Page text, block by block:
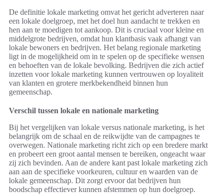
De definitie lokale marketing omvat het gericht adverteren naar
een lokale doelgroep, met het doel hun aandacht te trekken en
hen aan te moedigen tot aankoop. Dit is cruciaal voor kleine en
middelgrote bedrijven, omdat hun klantbasis vaak afhangt van
lokale bewoners en bedrijven. Het belang regionale marketing
ligt in de mogelijkheid om in te spelen op de specifieke wensen
en behoeften van de lokale bevolking. Bedrijven die zich actief
inzetten voor lokale marketing kunnen vertrouwen op loyaliteit
van klanten en grotere merkbekendheid binnen hun
gemeenschap.
Verschil tussen lokale en nationale marketing
Bij het vergelijken van lokale versus nationale marketing, is het
belangrijk om de schaal en de reikwijdte van de campagnes te
overwegen. Nationale marketing richt zich op een bredere markt
en probeert een groot aantal mensen te bereiken, ongeacht waar
zij zich bevinden. Aan de andere kant past lokale marketing zich
aan aan de specifieke voorkeuren, cultuur en waarden van de
lokale gemeenschap. Dit zorgt ervoor dat bedrijven hun
boodschap effectiever kunnen afstemmen op hun doelgroep.